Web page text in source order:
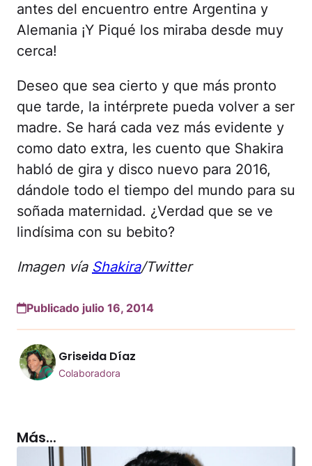
antes del encuentro entre Argentina y
Alemania ¡Y Piqué los miraba desde muy
cerca!
Deseo que sea cierto y que más pronto
que tarde, la intérprete pueda volver a ser
madre. Se hará cada vez más evidente y
como dato extra, les cuento que Shakira
habló de gira y disco nuevo para 2016,
dándole todo el tiempo del mundo para su
soñada maternidad. ¿Verdad que se ve
lindísima con su bebito?
Imagen vía Shakira/Twitter
Publicado julio 16, 2014
Griseida Díaz
Colaboradora
Más...